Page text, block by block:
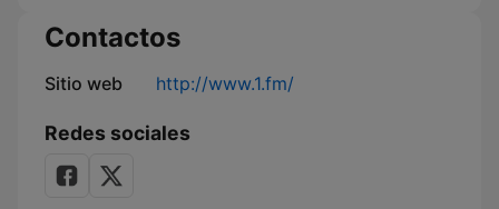
Contactos
Sitio web http://www.1.fm/
Redes sociales